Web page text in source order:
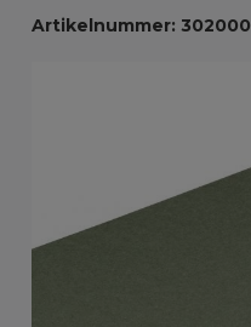
Artikelnummer: 302000